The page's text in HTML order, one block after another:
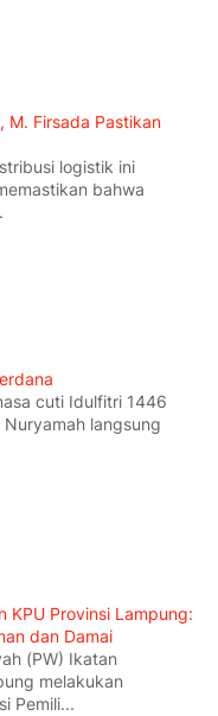
M. Firsada Pastikan
logistik ini
bahwa
cuti Idulfitri 1446
langsung
KPU Provinsi Lampung:
dan Damai
(PW) Ikatan
melakukan
Pemili...